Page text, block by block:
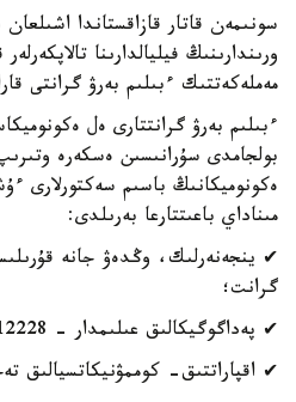
سونىمەن قاتار قازاقستاندا
مەملەكەتتىك ءبىلىم بەرۋ گرانتى
ءبىلىم بەرۋ گرانتتارى ەل
بولجامدى سۇرانىسىن ەسكەرە
ەكونوميكانىڭ باسىم سەكتورلارى
مىناداي باعىتتارعا بەرىلدى:
گرانت؛
✔ پەداگوگيكالىق عىلىمدار - 12228 گرانت؛
✔ اقپاراتتىق- كوممۋنيكاتسيالىق